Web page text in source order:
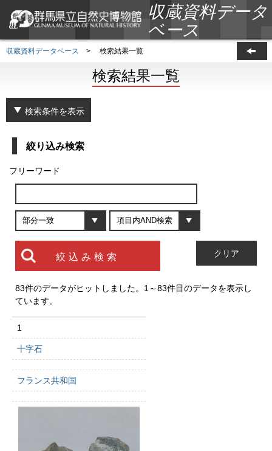
収蔵資料データ
ベース
収蔵資料データベース > 検索結果一覧
検索結果一覧
検索条件を表示
絞り込み検索
フリーワード
83件のデータがヒットしました。1～83件目のデータを表示し
ています。
1
十字石
フランス共和国